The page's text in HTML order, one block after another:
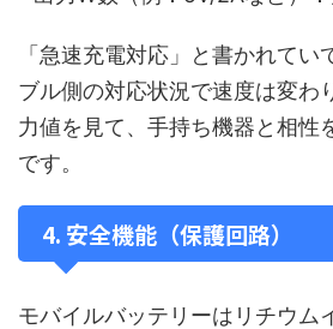
「急速充電対応」と書かれてい
ブル側の対応状況で速度は変わ
力値を見て、手持ち機器と相性
です。
4. 安全機能（保護回路）
モバイルバッテリーはリチウム